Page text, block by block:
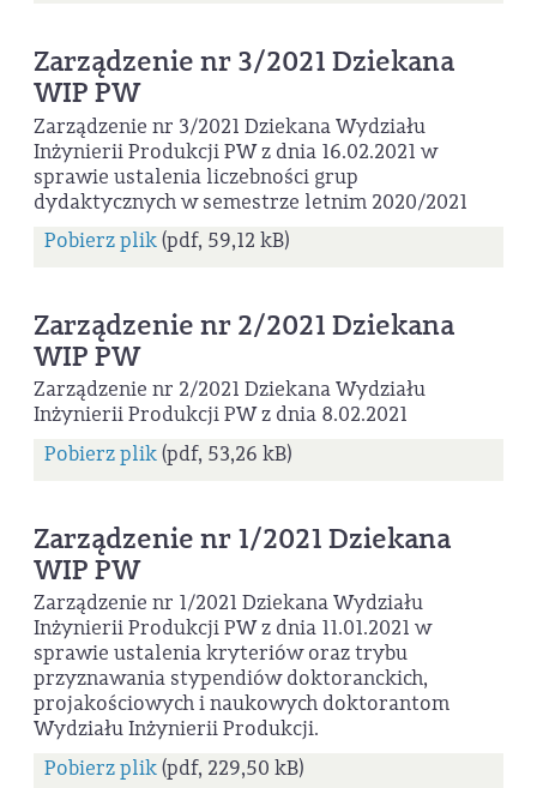
Zarządzenie nr 3/2021 Dziekana
WIP PW
Zarządzenie nr 3/2021 Dziekana Wydziału
Inżynierii Produkcji PW z dnia 16.02.2021 w
sprawie ustalenia liczebności grup
dydaktycznych w semestrze letnim 2020/2021
Pobierz plik(pdf, 59,12 kB)
Zarządzenie nr 2/2021 Dziekana
WIP PW
Zarządzenie nr 2/2021 Dziekana Wydziału
Inżynierii Produkcji PW z dnia 8.02.2021
Pobierz plik(pdf, 53,26 kB)
Zarządzenie nr 1/2021 Dziekana
WIP PW
Zarządzenie nr 1/2021 Dziekana Wydziału
Inżynierii Produkcji PW z dnia 11.01.2021 w
sprawie ustalenia kryteriów oraz trybu
przyznawania stypendiów doktoranckich,
projakościowych i naukowych doktorantom
Wydziału Inżynierii Produkcji.
Pobierz plik(pdf, 229,50 kB)